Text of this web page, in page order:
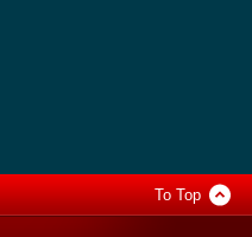
To Top